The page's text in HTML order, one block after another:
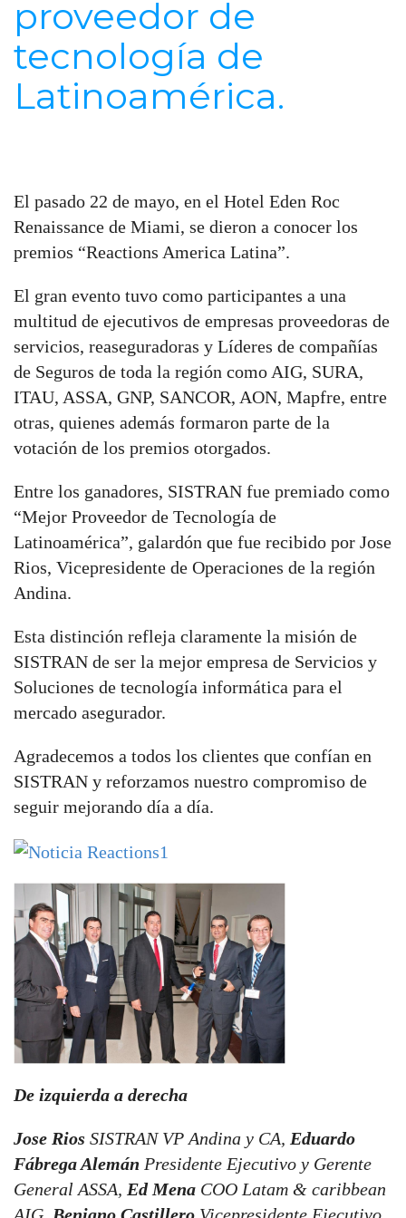
proveedor de
tecnología de
Latinoamérica.
El pasado 22 de mayo, en el Hotel Eden Roc
Renaissance de Miami, se dieron a conocer los
premios “Reactions America Latina”.
El gran evento tuvo como participantes a una
multitud de ejecutivos de empresas proveedoras de
servicios, reaseguradoras y Líderes de compañías
de Seguros de toda la región como AIG, SURA,
ITAU, ASSA, GNP, SANCOR, AON, Mapfre, entre
otras, quienes además formaron parte de la
votación de los premios otorgados.
Entre los ganadores, SISTRAN fue premiado como
“Mejor Proveedor de Tecnología de
Latinoamérica”, galardón que fue recibido por Jose
Rios, Vicepresidente de Operaciones de la región
Andina.
Esta distinción refleja claramente la misión de
SISTRAN de ser la mejor empresa de Servicios y
Soluciones de tecnología informática para el
mercado asegurador.
Agradecemos a todos los clientes que confían en
SISTRAN y reforzamos nuestro compromiso de
seguir mejorando día a día.
De izquierda a derecha
Jose Rios SISTRAN VP Andina y CA, Eduardo
Fábrega Alemán Presidente Ejecutivo y Gerente
General ASSA, Ed Mena COO Latam & caribbean